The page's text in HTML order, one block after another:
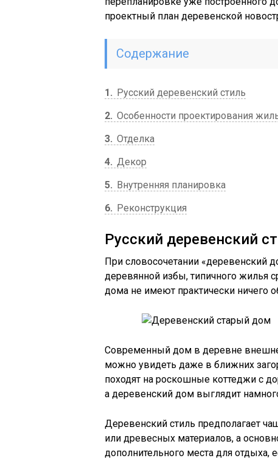
проектный план деревенской
Содержание
1
Русский деревенский стиль
2 Особенности проектирования
3 Отделка
4 Декор
5
Внутренняя планировка
6
Реконструкция
Русский деревенский
При словосочетании «деревенский
деревянной избы, типичного жилья
дома не имеют практически ничего
Современный дом в деревне внешне
можно увидеть даже в ближних
походят на роскошные коттеджи с
а деревенский дом выглядит
Деревенский стиль предполагает
или древесных материалов, а
дополнительного места для отдыха,